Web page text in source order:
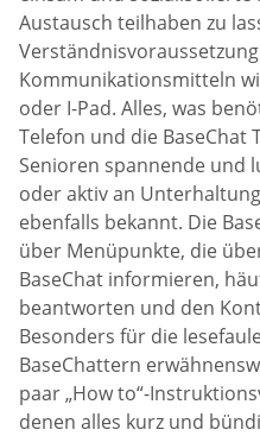
Austausch teilhaben zu
Kommunikationsmitteln
oder I-Pad. Alles, was
Telefon und die BaseChat
Senioren spannende und
oder aktiv an
ebenfalls bekannt. Die
über Menüpunkte, die
BaseChat informieren,
beantworten und den
Besonders für die
BaseChattern
paar „How to“-
denen alles kurz und